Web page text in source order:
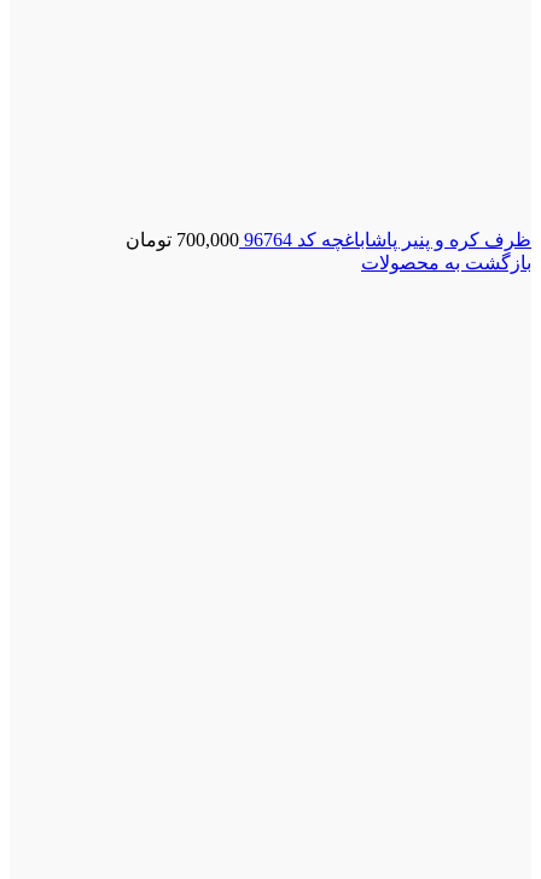
ظرف کره و پنیر پاشاباغچه کد 96764 700,000 تومان
بازگشت به محصولات